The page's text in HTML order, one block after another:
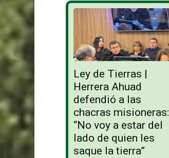
Ley de Tierras |
Herrera Ahuad
defendió a las
chacras misioneras:
“No voy a estar del
lado de quien les
saque la tierra”